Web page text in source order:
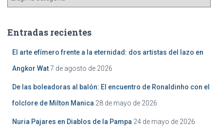
Entradas recientes
El arte efímero frente a la eternidad: dos artistas del lazo en
Angkor Wat7 de agosto de 2026
De las boleadoras al balón: El encuentro de Ronaldinho con el
folclore de Milton Manica 28 de mayo de 2026
Nuria Pajares en Diablos de la Pampa 24 de mayo de 2026